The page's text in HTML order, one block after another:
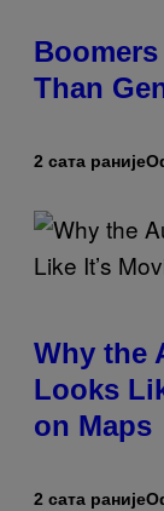
Than
2 сата раније
Why the
Looks
on Maps
2 сата раније